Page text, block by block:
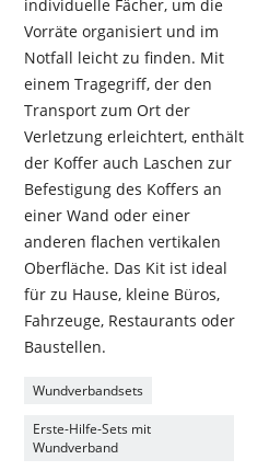
individuelle Fächer, um die
Vorräte organisiert und im
Notfall leicht zu finden. Mit
einem Tragegriff, der den
Transport zum Ort der
Verletzung erleichtert, enthält
der Koffer auch Laschen zur
Befestigung des Koffers an
einer Wand oder einer
anderen flachen vertikalen
Oberfläche. Das Kit ist ideal
für zu Hause, kleine Büros,
Fahrzeuge, Restaurants oder
Baustellen.
Wundverbandsets
Erste-Hilfe-Sets mit
Wundverband